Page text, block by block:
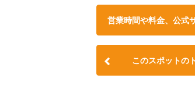
営業時間や料金、公式
このスポットの